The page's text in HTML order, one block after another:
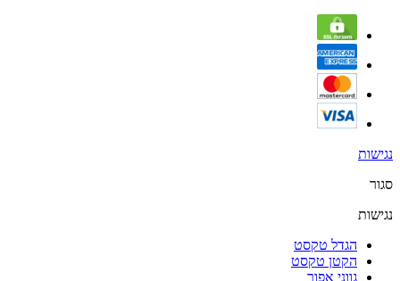
נגישות
סגור
נגישות
הגדל טקסט
הקטן טקסט
גווני אפור